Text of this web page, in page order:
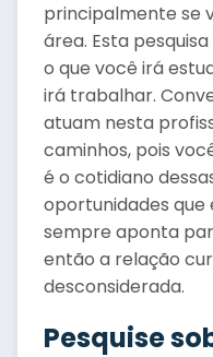
principalmente se
área. Esta
o que você irá
irá trabalhar.
atuam nesta
caminhos, pois
é o cotidiano
oportunidades que
sempre aponta
então a relação
desconsiderada.
Pesquise